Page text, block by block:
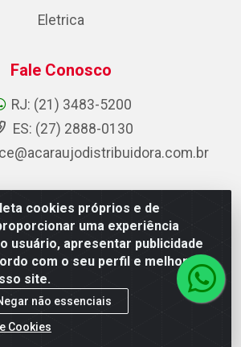
cookies próprios e de
uma experiência
usuário, apresentar publicidade
com o seu perfil e melhorar a
site.
não essenciais
Cookies
Eletrica
Fale Conosco
RJ: (21) 3483-5200
ES: (27) 2888-0130
- Rua Carneiro de Campos, 42 -
Rio de Janeiro/RJ - CEP 20.920-410 -
CNPJ 08.744.753/0003-85